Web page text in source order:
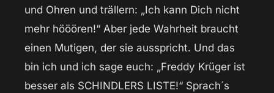
und Ohren und trällern: „Ich kann Dich nicht
mehr hööören!“ Aber jede Wahrheit braucht
einen Mutigen, der sie ausspricht. Und das
bin ich und ich sage euch: „Freddy Krüger ist
besser als SCHINDLERS LISTE!“ Sprach´s